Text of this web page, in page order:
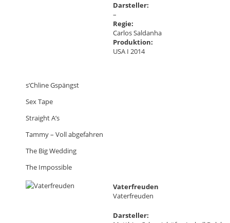
Darsteller:
–
Regie:
Carlos Saldanha
Produktion:
USA I 2014
s’Chline Gspängst
Sex Tape
Straight A’s
Tammy – Voll abgefahren
The Big Wedding
The Impossible
Vaterfreuden
Vaterfreuden
Darsteller: